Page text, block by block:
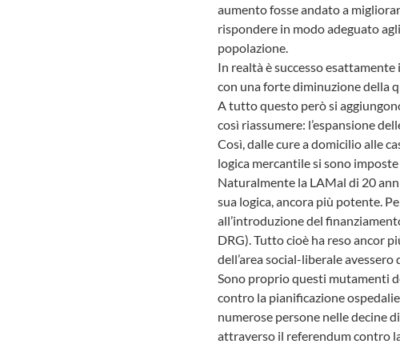
aumento fosse andato a
rispondere in modo adeguato
popolazione.
In realtà è successo
con una forte diminuzione della
A tutto questo però si
così riassumere: l’espansione
Così, dalle cure a domicilio alle
logica mercantile si sono
Naturalmente la LAMal di 20
sua logica, ancora più potente.
all’introduzione del
DRG). Tutto cioè ha reso ancor
dell’area social-liberale
Sono proprio questi mutamenti
contro la pianificazione
numerose persone nelle decine
attraverso il referendum contro